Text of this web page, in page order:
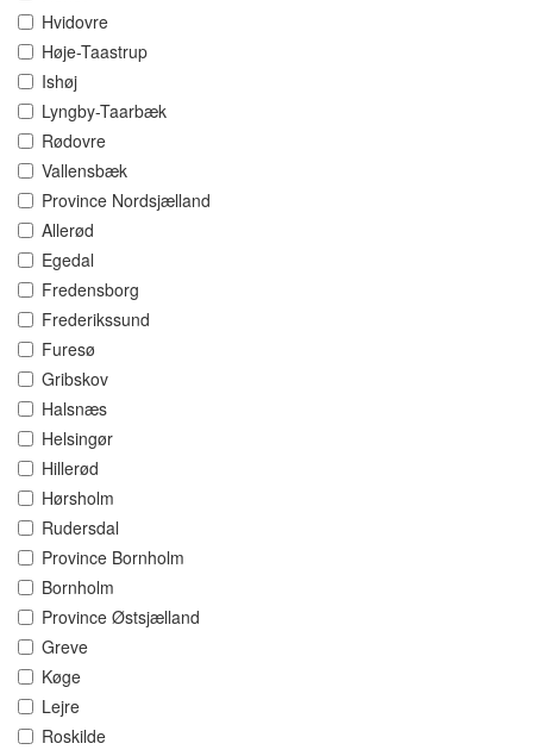
Hvidovre
Høje-Taastrup
Ishøj
Lyngby-Taarbæk
Rødovre
Vallensbæk
Province Nordsjælland
Allerød
Egedal
Fredensborg
Frederikssund
Furesø
Gribskov
Halsnæs
Helsingør
Hillerød
Hørsholm
Rudersdal
Province Bornholm
Bornholm
Province Østsjælland
Greve
Køge
Lejre
Roskilde